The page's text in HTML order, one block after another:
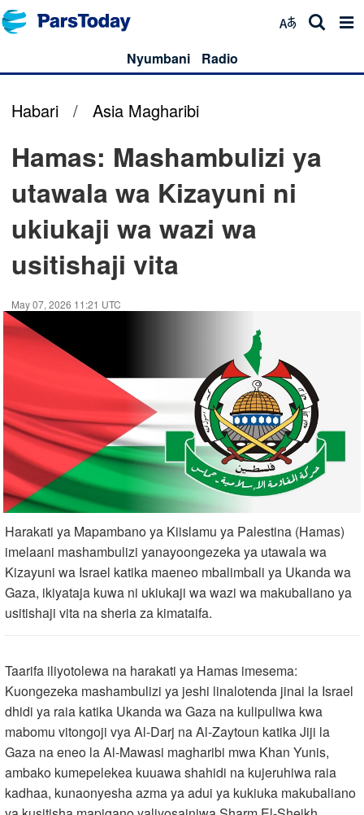
Nyumbani Radio
Habari / Asia Magharibi
Hamas: Mashambulizi ya
utawala wa Kizayuni ni
ukiukaji wa wazi wa
usitishaji vita
May 07, 2026 11:21 UTC
Harakati ya Mapambano ya Kiislamu ya Palestina (Hamas)
imelaani mashambulizi yanayoongezeka ya utawala wa
Kizayuni wa Israel katika maeneo mbalimbali ya Ukanda wa
Gaza, ikiyataja kuwa ni ukiukaji wa wazi wa makubaliano ya
usitishaji vita na sheria za kimataifa.
Taarifa iliyotolewa na harakati ya Hamas imesema:
Kuongezeka mashambulizi ya jeshi linalotenda jinai la Israel
dhidi ya raia katika Ukanda wa Gaza na kulipuliwa kwa
mabomu vitongoji vya Al-Darj na Al-Zaytoun katika Jiji la
Gaza na eneo la Al-Mawasi magharibi mwa Khan Yunis,
ambako kumepelekea kuuawa shahidi na kujeruhiwa raia
kadhaa, kunaonyesha azma ya adui ya kukiuka makubaliano